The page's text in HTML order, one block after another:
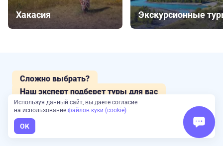
Хакасия Экскурсионные
Сложно выбрать?
Наш эксперт подберет туры для вас
Оставьте заявку и получите консультацию
подборку от экспертов Большой Страны
Используя данный сайт, вы даете согласие
на использование файлов куки (cookie)
OK